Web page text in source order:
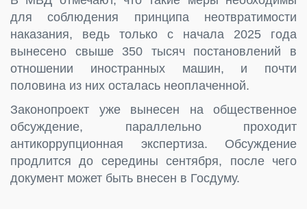
для соблюдения принципа неотвратимости
наказания, ведь только с начала 2025 года
вынесено свыше 350 тысяч постановлений в
отношении иностранных машин, и почти
половина из них осталась неоплаченной.
Законопроект уже вынесен на общественное
обсуждение, параллельно проходит
антикоррупционная экспертиза. Обсуждение
продлится до середины сентября, после чего
документ может быть внесен в Госдуму.